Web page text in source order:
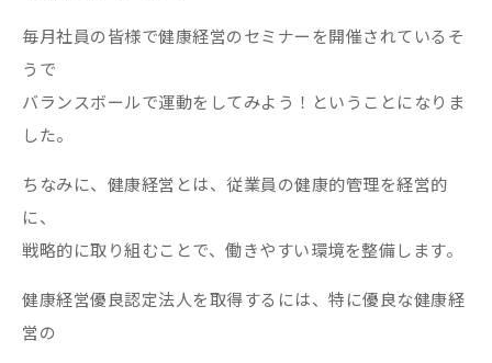
毎月社員の皆様で健康経営のセミナーを開催されているそ
うで
バランスボールで運動をしてみよう！ということになりま
した。
ちなみに、健康経営とは、従業員の健康的管理を経営的
に、
戦略的に取り組むことで、働きやすい環境を整備します。
健康経営優良認定法人を取得するには、特に優良な健康経
営の